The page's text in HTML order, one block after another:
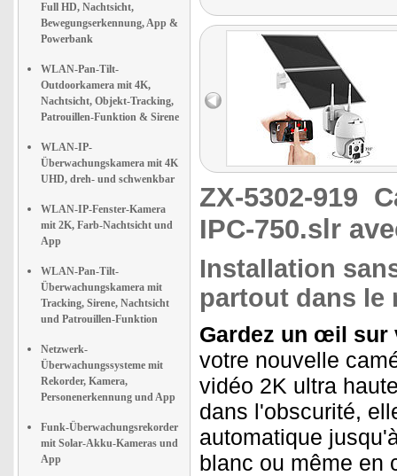
Full HD, Nachtsicht,
Bewegungserkennung, App &
Powerbank
WLAN-Pan-Tilt-
Outdoorkamera mit 4K,
Nachtsicht, Objekt-Tracking,
Patrouillen-Funktion & Sirene
WLAN-IP-
Überwachungskamera mit 4K
UHD, dreh- und schwenkbar
WLAN-IP-Fenster-Kamera
mit 2K, Farb-Nachtsicht und
App
WLAN-Pan-Tilt-
Überwachungskamera mit
Tracking, Sirene, Nachtsicht
und Patrouillen-Funktion
Netzwerk-
Überwachungssysteme mit
Rekorder, Kamera,
Personenerkennung und App
Funk-Überwachungsrekorder
mit Solar-Akku-Kameras und
App
ZX-5302-919
IPC-750.slr
Installation
partout dans le
Gardez un œil sur
votre nouvelle
vidéo 2K ultra
dans l'obscurité,
automatique
blanc ou même en